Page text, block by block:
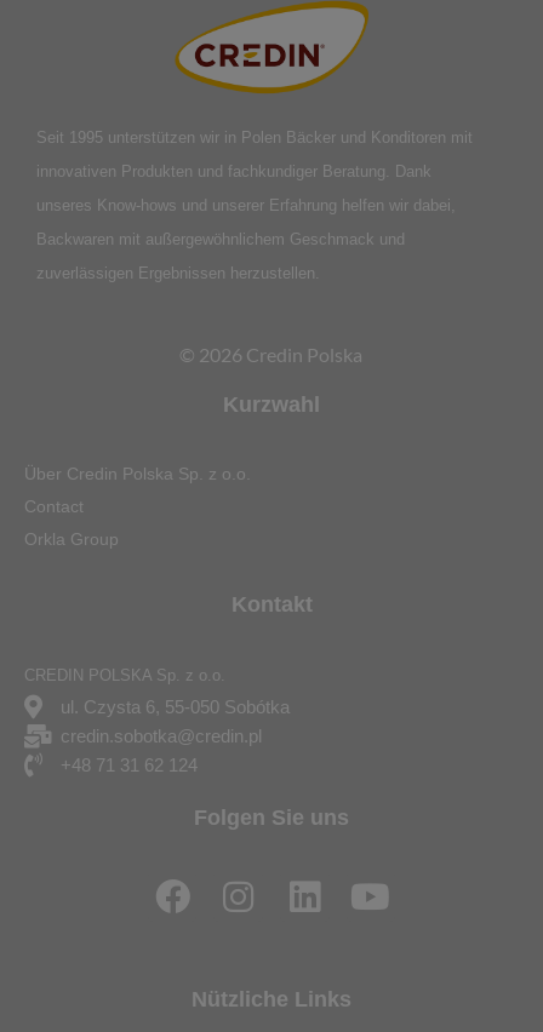
Seit 1995 unterstützen wir in Polen Bäcker und Konditoren mit
innovativen Produkten und fachkundiger Beratung. Dank
unseres Know-hows und unserer Erfahrung helfen wir dabei,
Backwaren mit außergewöhnlichem Geschmack und
zuverlässigen Ergebnissen herzustellen.
© 2026 Credin Polska
Kurzwahl
Über Credin Polska Sp. z o.o.
Contact
Orkla Group
Kontakt
CREDIN POLSKA Sp. z o.o.
ul. Czysta 6, 55-050 Sobótka
credin.sobotka@credin.pl
+48 71 31 62 124
Folgen Sie uns
F
a
I
n
t
L
i
k
Y
o
Nützliche Links